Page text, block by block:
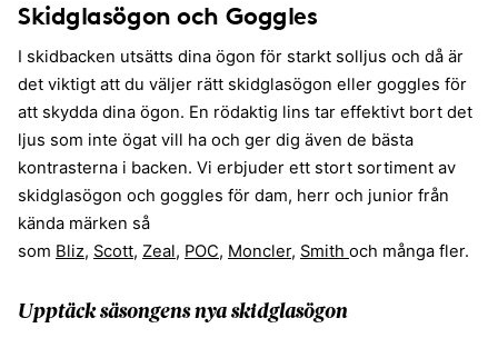
Skidglasögon och Goggles
I skidbacken utsätts dina ögon för starkt solljus och då är
det viktigt att du väljer rätt skidglasögon eller goggles för
att skydda dina ögon. En rödaktig lins tar effektivt bort det
ljus som inte ögat vill ha och ger dig även de bästa
kontrasterna i backen. Vi erbjuder ett stort sortiment av
skidglasögon och goggles för dam, herr och junior från
kända märken så
som Bliz, Scott, Zeal, POC, Moncler, Smith och många fler.
Upptäck säsongens nya skidglasögon